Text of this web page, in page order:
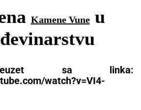
Kamene Vuneu
sa linka:
watch?v=VI4-